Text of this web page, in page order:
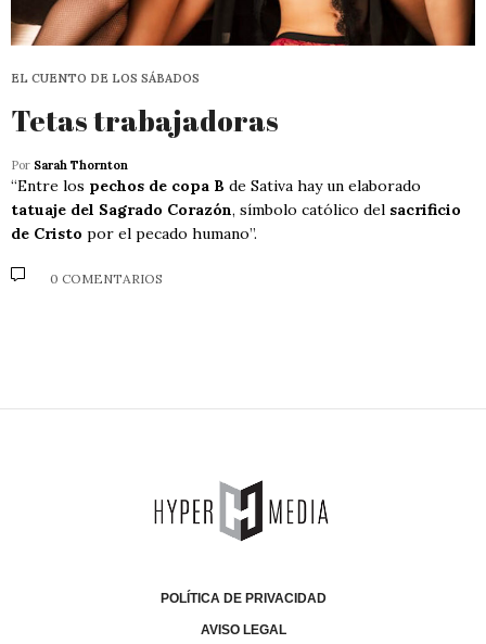
EL CUENTO DE LOS SÁBADOS
Tetas trabajadoras
Por Sarah Thornton
“Entre los pechos de copa B de Sativa hay un elaborado
tatuaje del Sagrado Corazón, símbolo católico del sacrificio
de Cristo por el pecado humano”.
0 COMENTARIOS
POLÍTICA DE PRIVACIDAD
AVISO LEGAL